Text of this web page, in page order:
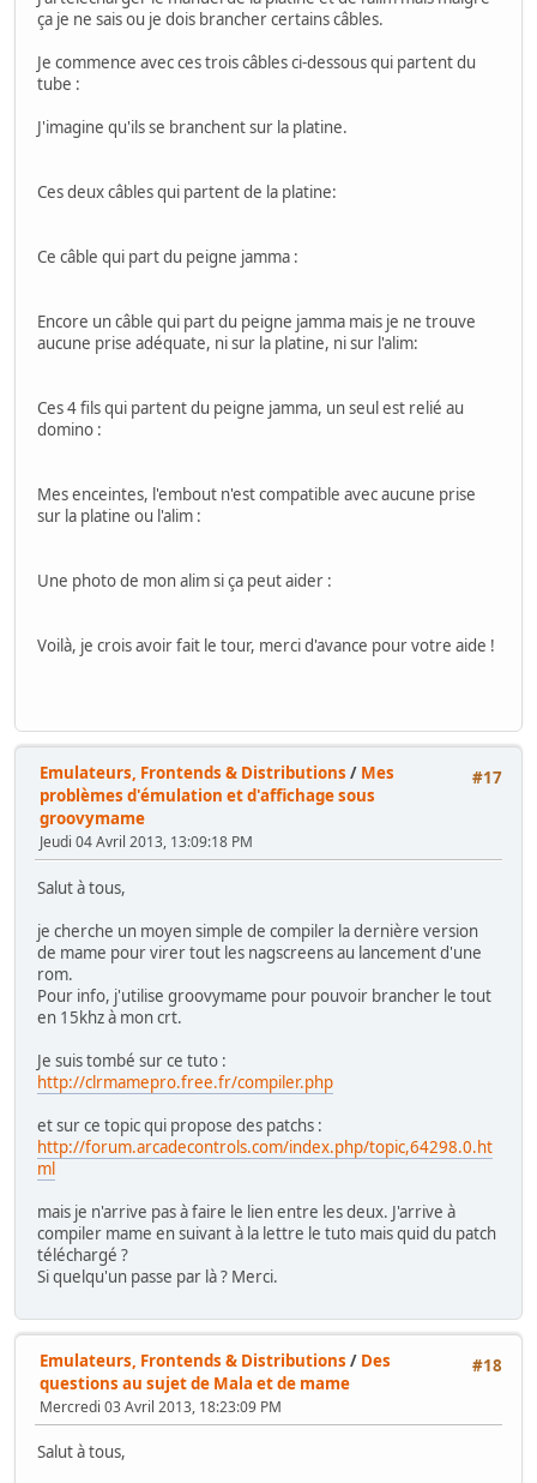
ça je ne sais ou je dois brancher certains câbles.
Je commence avec ces trois câbles ci-dessous qui partent du
tube :
J'imagine qu'ils se branchent sur la platine.
Ces deux câbles qui partent de la platine:
Ce câble qui part du peigne jamma :
Encore un câble qui part du peigne jamma mais je ne trouve
aucune prise adéquate, ni sur la platine, ni sur l'alim:
Ces 4 fils qui partent du peigne jamma, un seul est relié au
domino :
Mes enceintes, l'embout n'est compatible avec aucune prise
sur la platine ou l'alim :
Une photo de mon alim si ça peut aider :
Voilà, je crois avoir fait le tour, merci d'avance pour votre aide !
#17
Emulateurs, Frontends & Distributions / Mes
problèmes d'émulation et d'affichage sous
groovymame
Jeudi 04 Avril 2013, 13:09:18 PM
Salut à tous,
je cherche un moyen simple de compiler la dernière version
de mame pour virer tout les nagscreens au lancement d'une
rom.
Pour info, j'utilise groovymame pour pouvoir brancher le tout
en 15khz à mon crt.
Je suis tombé sur ce tuto :
http://clrmamepro.free.fr/compiler.php
et sur ce topic qui propose des patchs :
http://forum.arcadecontrols.com/index.php/topic,64298.0.ht
ml
mais je n'arrive pas à faire le lien entre les deux. J'arrive à
compiler mame en suivant à la lettre le tuto mais quid du patch
téléchargé ?
Si quelqu'un passe par là ? Merci.
#18
Emulateurs, Frontends & Distributions / Des
questions au sujet de Mala et de mame
Mercredi 03 Avril 2013, 18:23:09 PM
Salut à tous,